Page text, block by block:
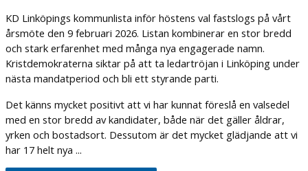
KD Linköpings kommunlista inför höstens val fastslogs på vårt
årsmöte den 9 februari 2026. Listan kombinerar en stor bredd
och stark erfarenhet med många nya engagerade namn.
Kristdemokraterna siktar på att ta ledartröjan i Linköping under
nästa mandatperiod och bli ett styrande parti.
Det känns mycket positivt att vi har kunnat föreslå en valsedel
med en stor bredd av kandidater, både när det gäller åldrar,
yrken och bostadsort. Dessutom är det mycket glädjande att vi
har 17 helt nya ...